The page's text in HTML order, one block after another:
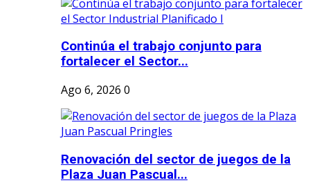
Continúa el trabajo conjunto para
fortalecer el Sector...
Ago 6, 2026 0
Renovación del sector de juegos de la
Plaza Juan Pascual...